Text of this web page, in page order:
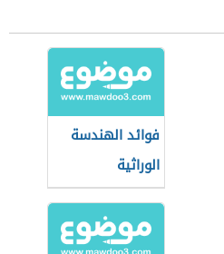
فوائد الهندسة
الوراثية